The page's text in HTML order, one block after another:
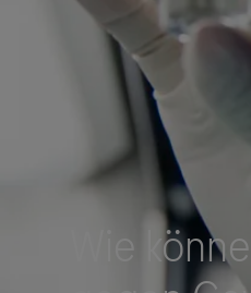
Wer wir sind
Was uns antreibt
Unsere Standorte
Roche Stories